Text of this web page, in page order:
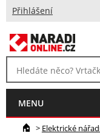
Přihlášení
MENU
> Elektrické